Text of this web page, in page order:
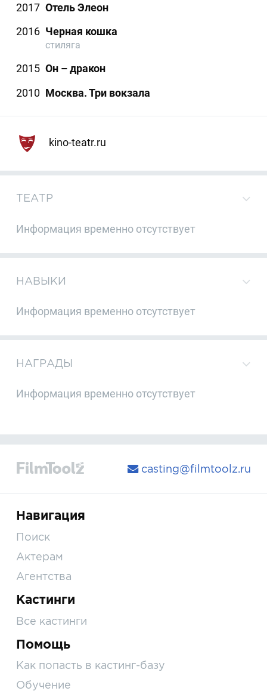
2017 Отель Элеон
2016 Черная кошка
стиляга
2015 Он – дракон
2010 Москва. Три вокзала
kino-teatr.ru
ТЕАТР
Информация временно отсутствует
НАВЫКИ
Информация временно отсутствует
НАГРАДЫ
Информация временно отсутствует
casting@filmtoolz.ru
Навигация
Поиск
Актерам
Агентства
Кастинги
Все кастинги
Помощь
Как попасть в кастинг-базу
Обучение